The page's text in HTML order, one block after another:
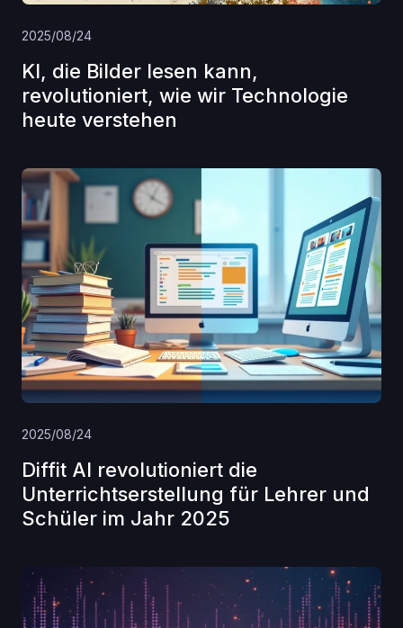
2025/08/24
KI, die Bilder lesen kann,
revolutioniert, wie wir Technologie
heute verstehen
2025/08/24
Diffit AI revolutioniert die
Unterrichtserstellung für Lehrer und
Schüler im Jahr 2025